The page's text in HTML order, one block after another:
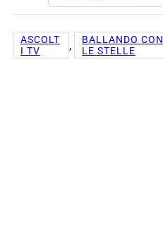
ASCOLT
I TV
,
BALLANDO CON
LE STELLE